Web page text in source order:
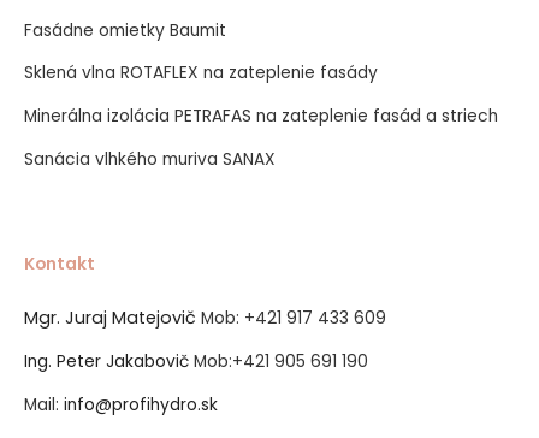
Fasádne omietky Baumit
Sklená vlna ROTAFLEX na zateplenie fasády
Minerálna izolácia PETRAFAS na zateplenie fasád a striech
Sanácia vlhkého muriva SANAX
Kontakt
Mgr. Juraj Matejovič Mob: +421 917 433 609
Ing. Peter Jakabovič Mob:+421 905 691 190
Mail: info@profihydro.sk